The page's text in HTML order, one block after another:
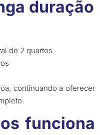
duração
de 2 quartos
continuando a oferecer
funciona